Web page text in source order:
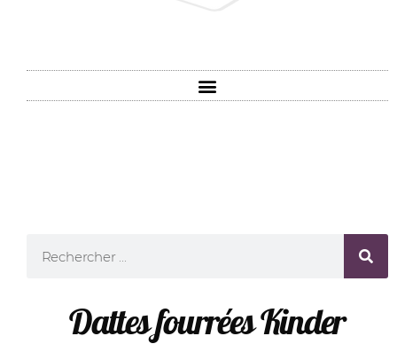
Dattes fourrées Kinder